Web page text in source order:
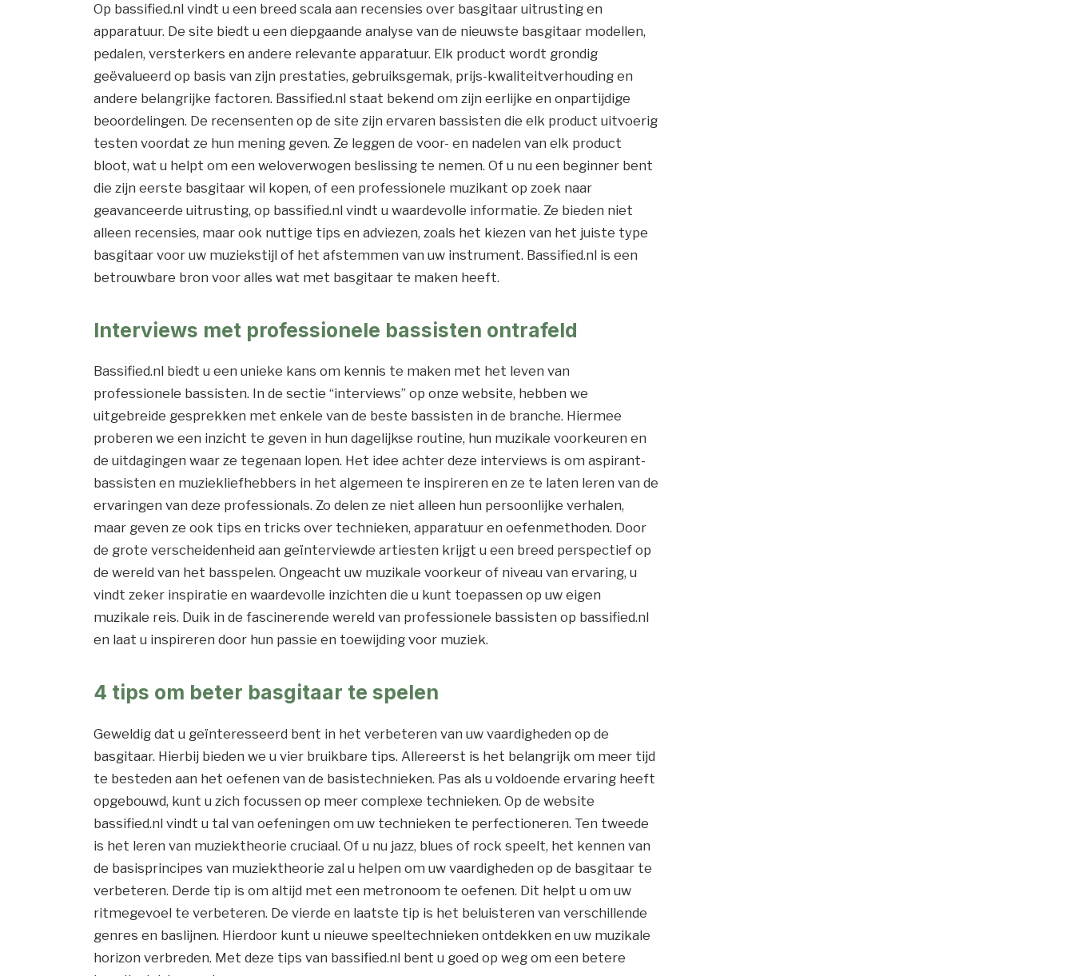
Op bassified.nl vindt u een breed scala aan recensies over basgitaar uitrusting en
apparatuur. De site biedt u een diepgaande analyse van de nieuwste basgitaar modellen,
pedalen, versterkers en andere relevante apparatuur. Elk product wordt grondig
geëvalueerd op basis van zijn prestaties, gebruiksgemak, prijs-kwaliteitverhouding en
andere belangrijke factoren. Bassified.nl staat bekend om zijn eerlijke en onpartijdige
beoordelingen. De recensenten op de site zijn ervaren bassisten die elk product uitvoerig
testen voordat ze hun mening geven. Ze leggen de voor- en nadelen van elk product
bloot, wat u helpt om een weloverwogen beslissing te nemen. Of u nu een beginner bent
die zijn eerste basgitaar wil kopen, of een professionele muzikant op zoek naar
geavanceerde uitrusting, op bassified.nl vindt u waardevolle informatie. Ze bieden niet
alleen recensies, maar ook nuttige tips en adviezen, zoals het kiezen van het juiste type
basgitaar voor uw muziekstijl of het afstemmen van uw instrument. Bassified.nl is een
betrouwbare bron voor alles wat met basgitaar te maken heeft.
Interviews met professionele bassisten ontrafeld
Bassified.nl biedt u een unieke kans om kennis te maken met het leven van
professionele bassisten. In de sectie “interviews” op onze website, hebben we
uitgebreide gesprekken met enkele van de beste bassisten in de branche. Hiermee
proberen we een inzicht te geven in hun dagelijkse routine, hun muzikale voorkeuren en
de uitdagingen waar ze tegenaan lopen. Het idee achter deze interviews is om aspirant-
bassisten en muziekliefhebbers in het algemeen te inspireren en ze te laten leren van de
ervaringen van deze professionals. Zo delen ze niet alleen hun persoonlijke verhalen,
maar geven ze ook tips en tricks over technieken, apparatuur en oefenmethoden. Door
de grote verscheidenheid aan geïnterviewde artiesten krijgt u een breed perspectief op
de wereld van het basspelen. Ongeacht uw muzikale voorkeur of niveau van ervaring, u
vindt zeker inspiratie en waardevolle inzichten die u kunt toepassen op uw eigen
muzikale reis. Duik in de fascinerende wereld van professionele bassisten op bassified.nl
en laat u inspireren door hun passie en toewijding voor muziek.
4 tips om beter basgitaar te spelen
Geweldig dat u geïnteresseerd bent in het verbeteren van uw vaardigheden op de
basgitaar. Hierbij bieden we u vier bruikbare tips. Allereerst is het belangrijk om meer tijd
te besteden aan het oefenen van de basistechnieken. Pas als u voldoende ervaring heeft
opgebouwd, kunt u zich focussen op meer complexe technieken. Op de website
bassified.nl vindt u tal van oefeningen om uw technieken te perfectioneren. Ten tweede
is het leren van muziektheorie cruciaal. Of u nu jazz, blues of rock speelt, het kennen van
de basisprincipes van muziektheorie zal u helpen om uw vaardigheden op de basgitaar te
verbeteren. Derde tip is om altijd met een metronoom te oefenen. Dit helpt u om uw
ritmegevoel te verbeteren. De vierde en laatste tip is het beluisteren van verschillende
genres en baslijnen. Hierdoor kunt u nieuwe speeltechnieken ontdekken en uw muzikale
horizon verbreden. Met deze tips van bassified.nl bent u goed op weg om een betere